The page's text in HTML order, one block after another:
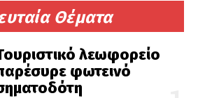
Θέματα
λεωφορείο
φωτεινό